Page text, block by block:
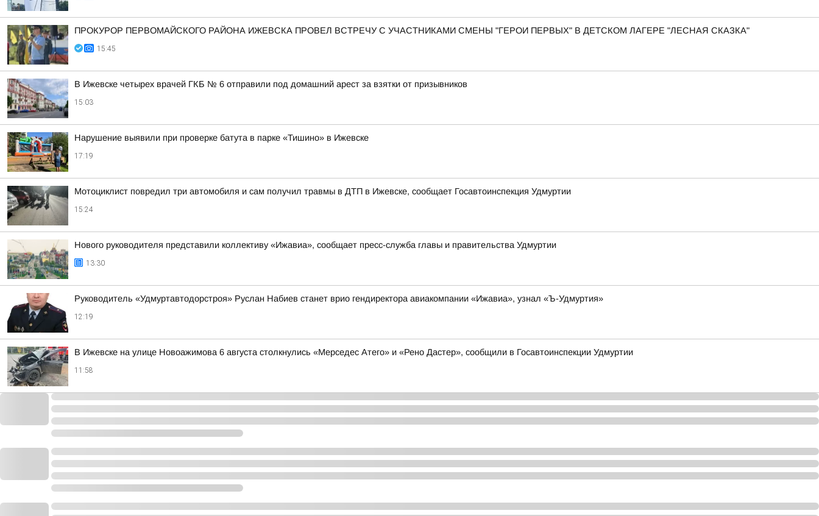
ПРОКУРОР ПЕРВОМАЙСКОГО РАЙОНА ИЖЕВСКА ПРОВЕЛ ВСТРЕЧУ С УЧАСТНИКАМИ СМЕНЫ "ГЕРОИ ПЕРВЫХ" В ДЕТСКОМ ЛАГЕРЕ "ЛЕСНАЯ СКАЗКА"
15:45
В Ижевске четырех врачей ГКБ № 6 отправили под домашний арест за взятки от призывников
15:03
Нарушение выявили при проверке батута в парке «Тишино» в Ижевске
17:19
Мотоциклист повредил три автомобиля и сам получил травмы в ДТП в Ижевске, сообщает Госавтоинспекция Удмуртии
15:24
Нового руководителя представили коллективу «Ижавиа», сообщает пресс-служба главы и правительства Удмуртии
13:30
Руководитель «Удмуртавтодорстроя» Руслан Набиев станет врио гендиректора авиакомпании «Ижавиа», узнал «Ъ-Удмуртия»
12:19
В Ижевске на улице Новоажимова 6 августа столкнулись «Мерседес Атего» и «Рено Дастер», сообщили в Госавтоинспекции Удмуртии
11:58